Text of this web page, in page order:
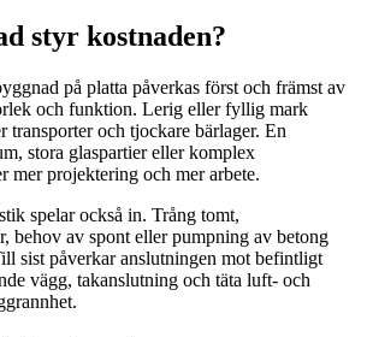
styr kostnaden?
på platta påverkas först och främst av
och funktion. Lerig eller fyllig mark
transporter och tjockare bärlager. En
stora glaspartier eller komplex
mer projektering och mer arbete.
spelar också in. Trång tomt,
behov av spont eller pumpning av betong
sist påverkar anslutningen mot befintligt
vägg, takanslutning och täta luft- och